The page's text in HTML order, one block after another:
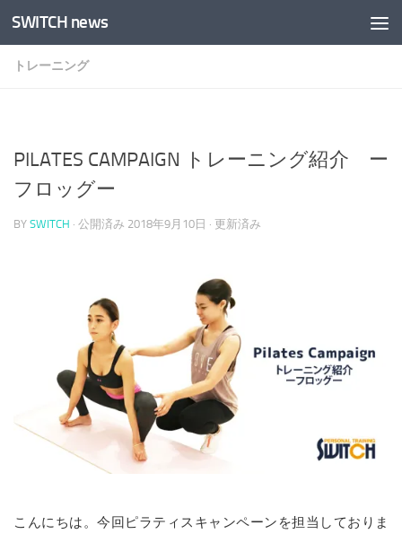
コンテンツへスキップ
SWITCH news
トレーニング
PILATES CAMPAIGN トレーニング紹介 ー
フロッグー
BY SWITCH · 公開済み 2018年9月10日 · 更新済み
こんにちは。今回ピラティスキャンペーンを担当しておりま